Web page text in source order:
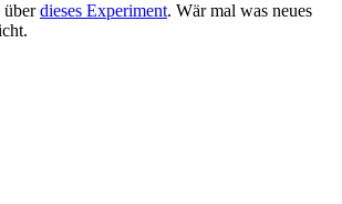
überdieses Experiment. Wär mal was neues